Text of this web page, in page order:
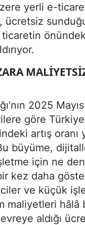
yerli e-
ücretsiz
2025
göre
artış oranı
büyüme,
için ne
kez daha
ve küçük
maliyetleri hâlâ
aldığı